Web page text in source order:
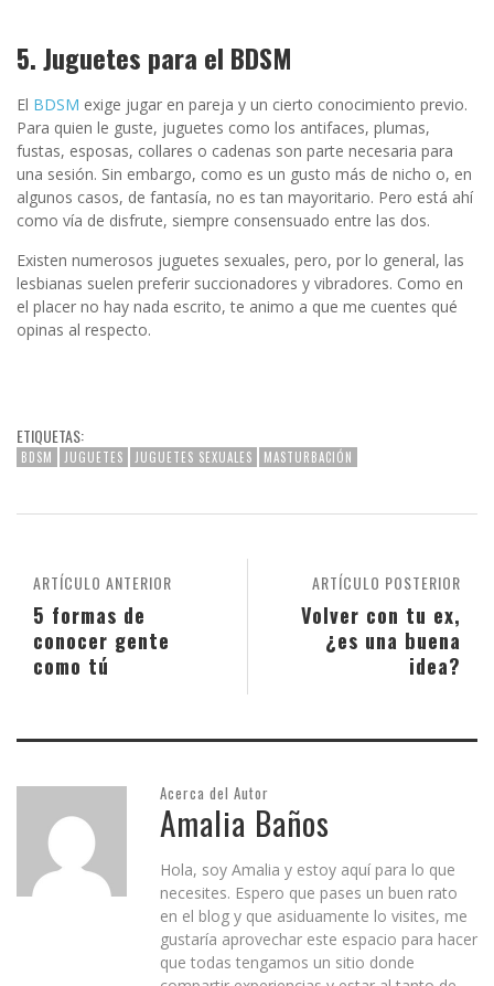
5. Juguetes para el BDSM
El BDSM exige jugar en pareja y un cierto conocimiento previo.
Para quien le guste, juguetes como los antifaces, plumas,
fustas, esposas, collares o cadenas son parte necesaria para
una sesión. Sin embargo, como es un gusto más de nicho o, en
algunos casos, de fantasía, no es tan mayoritario. Pero está ahí
como vía de disfrute, siempre consensuado entre las dos.
Existen numerosos juguetes sexuales, pero, por lo general, las
lesbianas suelen preferir succionadores y vibradores. Como en
el placer no hay nada escrito, te animo a que me cuentes qué
opinas al respecto.
ETIQUETAS:
BDSM JUGUETES JUGUETES SEXUALES MASTURBACIÓN
ARTÍCULO POSTERIOR
Volver con tu ex,
¿es una buena
idea?
ARTÍCULO ANTERIOR
5 formas de
conocer gente
como tú
Acerca del Autor
Amalia Baños
Hola, soy Amalia y estoy aquí para lo que
necesites. Espero que pases un buen rato
en el blog y que asiduamente lo visites, me
gustaría aprovechar este espacio para hacer
que todas tengamos un sitio donde